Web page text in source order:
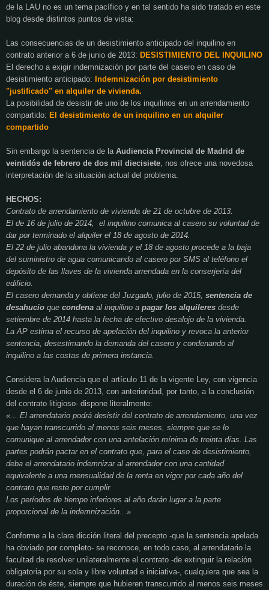
de la LAU no es un tema pacífico y en tal sentido ha sido tratado en este
blog desde distintos puntos de vista:
Las consecuencias de un desistimiento anticipado del inquilino en
contrato anterior a 6 de junio de 2013: DESISTIMIENTO DEL INQUILINO
El derecho a exigir indemnización por parte del casero en caso de
desistimiento anticipado: Indemnización por desistimiento
"justificado" en alquiler de vivienda.
La posibilidad de desistir de uno de los inquilinos en un arrendamiento
compartido: El desistimiento de un inquilino en un alquiler
compartido
Sin embargo la sentencia de la Audiencia Provincial de Madrid de
veintidós de febrero de dos mil diecisiete , nos ofrece una novedosa
interpretación de la situación actual del problema.
HECHOS:
Contrato de arrendamiento de vivienda de 21 de octubre de 2013.
El de 16 de julio de 2014,
el inquilino comunica al casero su voluntad de
dar por terminado el alquiler el 18 de agosto de 2014.
El 22 de julio abandona la vivienda y el 18 de agosto procede a la baja
del suministro de agua comunicando al casero por SMS al teléfono el
depósito de las llaves de la vivienda arrendada en la conserjería del
edificio.
El casero demanda y obtiene del Juzgado, julio de 2015, sentencia de
desahucio que condena al inquilino a pagar los alquileres desde
setiembre de 2014 hasta la fecha de efectivo desalojo de la vivienda.
La AP estima el recurso de apelación del inquilino y revoca la anterior
sentencia, desestimando la demanda del casero y condenando al
inquilino a las costas de primera instancia.
Considera la Audiencia que el artículo 11 de la vigente Ley, con vigencia
desde el 6 de junio de 2013, con anterioridad, por tanto, a la conclusión
del contrato litigioso- dispone literalmente:
«... El arrendatario podrá desistir del contrato de arrendamiento, una vez
que hayan transcurrido al menos seis meses, siempre que se lo
comunique al arrendador con una antelación mínima de treinta días. Las
partes podrán pactar en el contrato que, para el caso de desistimiento,
deba el arrendatario indemnizar al arrendador con una cantidad
equivalente a una mensualidad de la renta en vigor por cada año del
contrato que reste por cumplir.
Los períodos de tiempo inferiores al año darán lugar a la parte
proporcional de la indemnización...»
Conforme a la clara dicción literal del precepto -que la sentencia apelada
ha obviado por completo- se reconoce, en todo caso, al arrendatario la
facultad de resolver unilateralmente el contrato -de extinguir la relación
obligatoria por su sola y libre voluntad e iniciativa-, cualquiera que sea la
duración de éste, siempre que hubieren transcurrido al menos seis meses